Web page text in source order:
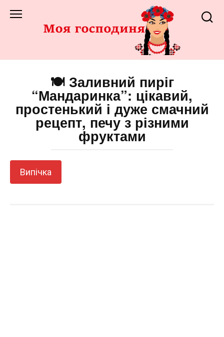
до
🍽️ Заливний пиріг
“Мандаринка”: цікавий,
простенький і дуже смачний
рецепт, печу з різними
фруктами
Випічка